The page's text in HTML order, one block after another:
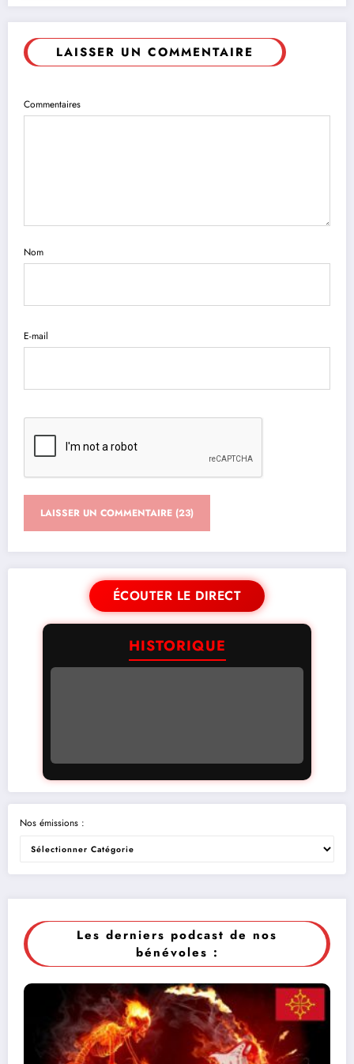
LAISSER UN COMMENTAIRE
Commentaires
Nom
E-mail
ÉCOUTER LE DIRECT
HISTORIQUE
Nos émissions :
Les derniers podcast de nos
bénévoles :